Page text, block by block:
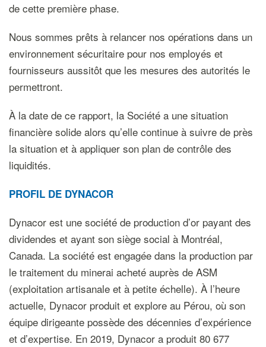
de cette première phase.
Nous sommes prêts à relancer nos opérations dans un
environnement sécuritaire pour nos employés et
fournisseurs aussitôt que les mesures des autorités le
permettront.
À la date de ce rapport, la Société a une situation
financière solide alors qu’elle continue à suivre de près
la situation et à appliquer son plan de contrôle des
liquidités.
PROFIL DE DYNACOR
Dynacor est une société de production d’or payant des
dividendes et ayant son siège social à Montréal,
Canada. La société est engagée dans la production par
le traitement du minerai acheté auprès de ASM
(exploitation artisanale et à petite échelle). À l’heure
actuelle, Dynacor produit et explore au Pérou, où son
équipe dirigeante possède des décennies d’expérience
et d’expertise. En 2019, Dynacor a produit 80 677